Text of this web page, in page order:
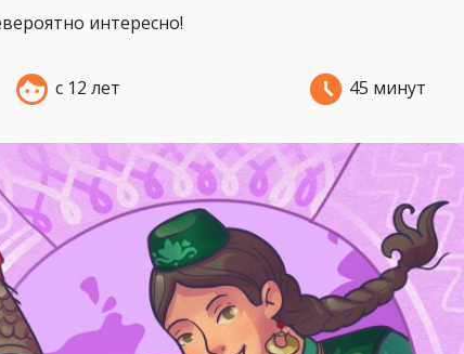
интересно!
с 12 лет 45 минут